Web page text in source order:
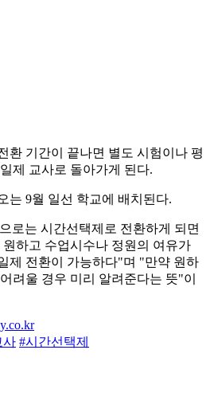
환 기간이 끝나면 별도 시험이나 평
제 교사로 돌아가게 된다.
는 9월 일선 학교에 배치된다.
로는 시간선택제로 전환하게 되면
하고 수업시수나 정원의 여유가
제 전환이 가능하다"며 "만약 원하
려울 경우 미리 알려준다는 뜻"이
사 #시간선택제